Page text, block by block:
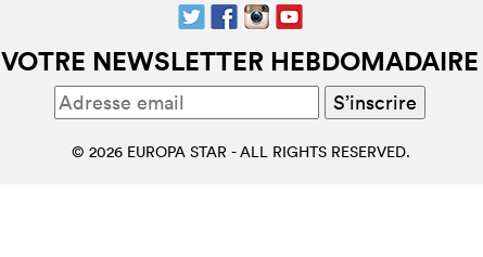
VOTRE NEWSLETTER HEBDOMADAIRE
© 2026 EUROPA STAR - ALL RIGHTS RESERVED.